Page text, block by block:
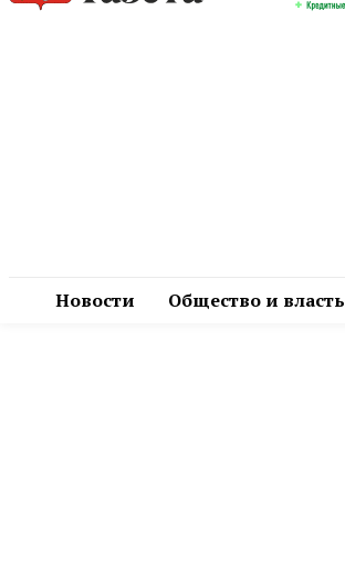
Новости Общество и власть